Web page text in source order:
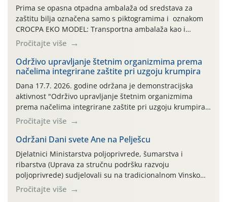
Prima se opasna otpadna ambalaža od sredstava za
zaštitu bilja označena samo s piktogramima i oznakom
CROCPA EKO MODEL: Transportna ambalaža kao i
ambalaža drugih proizvoda koji nisu sredstva za zaštitu
bilja (npr. ambalaža od mineralnih gnojiva,) se ne
prihvaća. Korisnicima je osiguran besplatni povrat
prazne ambalaže isključivo ovih tvrtki: AGROCHEM-MAKS,
AGRONOM, ALBAUGH TKI* (PINUS […]
Pročitajte više
Održivo upravljanje štetnim organizmima prema
načelima integrirane zaštite pri uzgoju krumpira
Dana 17.7. 2026. godine održana je demonstracijska
aktivnost "Održivo upravljanje štetnim organizmima
prema načelima integrirane zaštite pri uzgoju krumpira"
na pokusnom polju "Poredje", kraj naselja Belica (ARKOD
parcela ID 2445031) (središnji dio Međimurske županije).
Pročitajte više
Održani Dani svete Ane na Pelješcu
Djelatnici Ministarstva poljoprivrede, šumarstva i
ribarstva (Uprava za stručnu podršku razvoju
poljoprivrede) sudjelovali su na tradicionalnom Vinskom
forumu, održanom 24.07.2026. godine u Domu vinarske
tradicije u Putnikovićima na poluotoku Pelješcu, u
Pročitajte više